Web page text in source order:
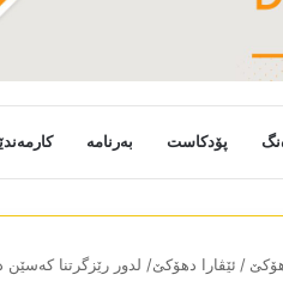
پۆدکاست بەرنامە
/ ئێڤارا دھۆکێ/ لدور رێزگرتنا کەسێن